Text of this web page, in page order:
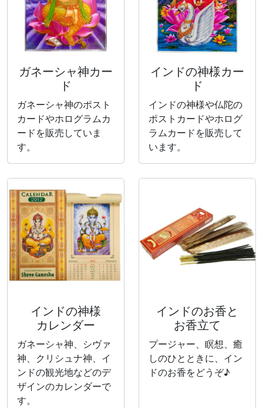
ガネーシャ神カー
ド
ガネーシャ神のポスト
カードやホログラムカ
ードを販売していま
す。
インドの神様カー
ド
インドの神様や仏陀の
ポストカードやホログ
ラムカードを販売して
います。
インドの神様
カレンダー
ガネーシャ神、シヴァ
神、クリシュナ神、イ
ンドの観光地などのデ
ザインのカレンダーで
す。
インドのお香と
お香立て
プージャー、瞑想、癒
しのひとときに、イン
ドのお香をどうぞ♪